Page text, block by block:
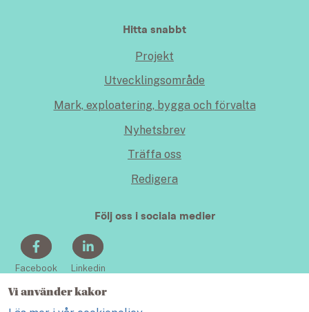
Vi använder kakor
Hitta snabbt
Projekt
Utvecklingsområde
Mark, exploatering, bygga och förvalta
Nyhetsbrev
Träffa oss
Redigera
Följ oss i sociala medier
Facebook Linkedin